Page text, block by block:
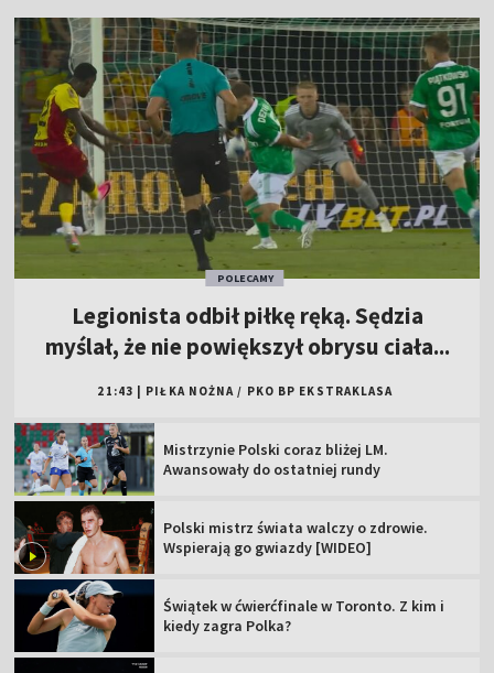
POLECAMY
Legionista odbił piłkę ręką. Sędzia
myślał, że nie powiększył obrysu ciała...
21:43 PIŁKA NOŻNA / PKO BP EKSTRAKLASA
Mistrzynie Polski coraz bliżej LM.
Awansowały do ostatniej rundy
Polski mistrz świata walczy o zdrowie.
Wspierają go gwiazdy [WIDEO]
Świątek w ćwierćfinale w Toronto. Z kim i
kiedy zagra Polka?